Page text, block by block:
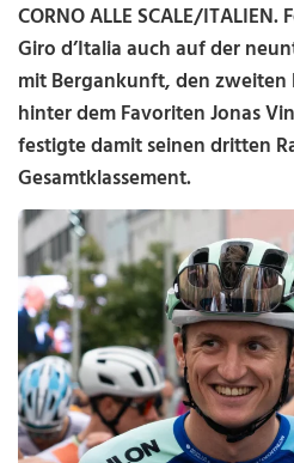
CORNO ALLE SCALE/
Giro d’Italia auch auf der
mit Bergankunft, den zweiten
hinter dem Favoriten Jonas
festigte damit seinen dritten
Gesamtklassement.